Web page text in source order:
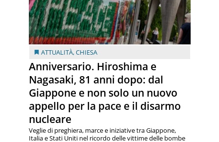
ATTUALITÀ,CHIESA
Anniversario. Hiroshima e
Nagasaki, 81 anni dopo: dal
Giappone e non solo un nuovo
appello per la pace e il disarmo
nucleare
Veglie di preghiera, marce e iniziative tra Giappone,
Italia e Stati Uniti nel ricordo delle vittime delle bombe